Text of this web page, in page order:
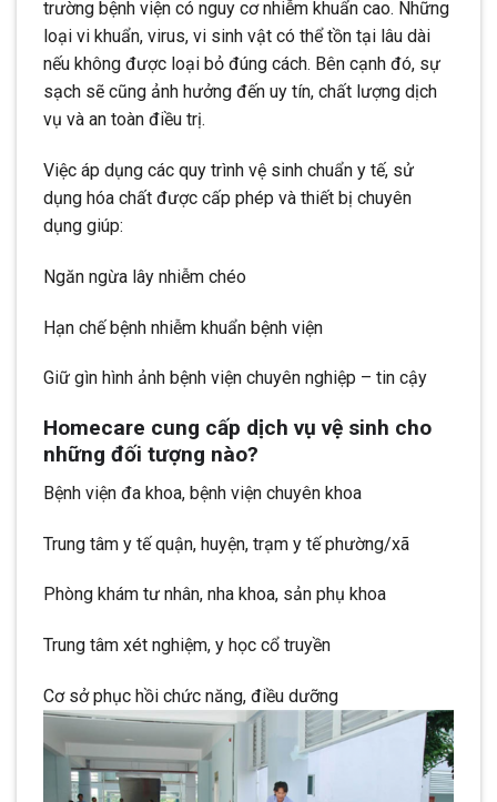
trường bệnh viện có nguy cơ nhiễm khuẩn cao. Những
loại vi khuẩn, virus, vi sinh vật có thể tồn tại lâu dài
nếu không được loại bỏ đúng cách. Bên cạnh đó, sự
sạch sẽ cũng ảnh hưởng đến uy tín, chất lượng dịch
vụ và an toàn điều trị.
Việc áp dụng các quy trình vệ sinh chuẩn y tế, sử
dụng hóa chất được cấp phép và thiết bị chuyên
dụng giúp:
Ngăn ngừa lây nhiễm chéo
Hạn chế bệnh nhiễm khuẩn bệnh viện
Giữ gìn hình ảnh bệnh viện chuyên nghiệp – tin cậy
Homecare cung cấp dịch vụ vệ sinh cho
những đối tượng nào?
Bệnh viện đa khoa, bệnh viện chuyên khoa
Trung tâm y tế quận, huyện, trạm y tế phường/xã
Phòng khám tư nhân, nha khoa, sản phụ khoa
Trung tâm xét nghiệm, y học cổ truyền
Cơ sở phục hồi chức năng, điều dưỡng